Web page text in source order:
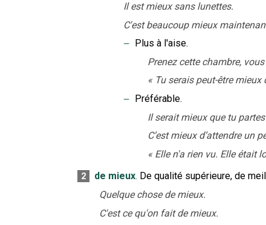
Il est mieux sans lunettes.
C'est beaucoup mieux
‒
Plus à l'aise.
Prenez cette chambre,
« Tu serais peut-être
‒
Préférable.
Il serait mieux que tu
C’est mieux d’attendre un
« Elle n'a rien vu. Elle était
2 de mieux. De qualité supérieure, de
Quelque chose de mieux.
C'est ce qu'on fait de mieux.